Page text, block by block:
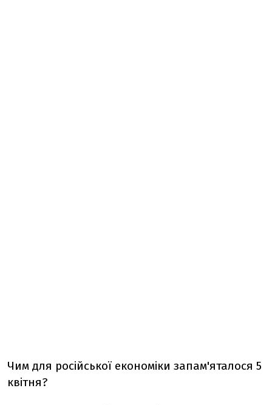
Чим для російської економіки запам'яталося 5
квітня?